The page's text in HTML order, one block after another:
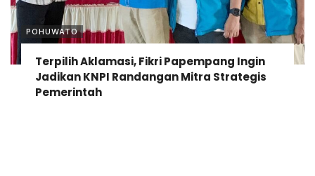
POHUWATO
Terpilih Aklamasi, Fikri Papempang Ingin
Jadikan KNPI Randangan Mitra Strategis
Pemerintah